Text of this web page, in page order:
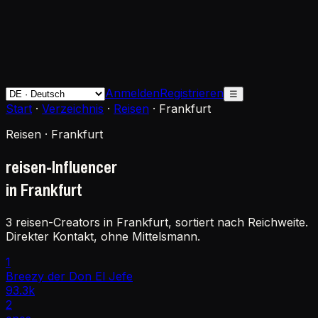
AnmeldenRegistrieren ☰
Start · Verzeichnis · Reisen · Frankfurt
Reisen · Frankfurt
reisen-Influencer
in Frankfurt
3 reisen-Creators in Frankfurt, sortiert nach Reichweite.
Direkter Kontakt, ohne Mittelsmann.
1
Breezy der Don El Jefe
93.3k
2